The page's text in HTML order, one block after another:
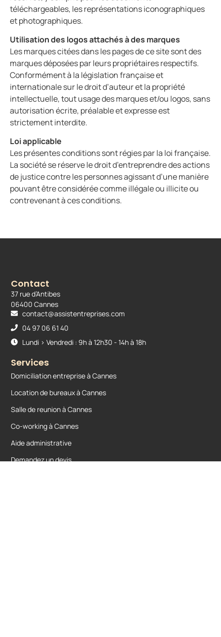
téléchargeables, les représentations iconographiques
et photographiques.
Utilisation des logos attachés à des marques
Les marques citées dans les pages de ce site sont des
marques déposées par leurs propriétaires respectifs.
Conformément à la législation française et
internationale sur le droit d’auteur et la propriété
intellectuelle, tout usage des marques et/ou logos, sans
autorisation écrite, préalable et expresse est
strictement interdite.
Loi applicable
Les présentes conditions sont régies par la loi française.
La société se réserve le droit d’entreprendre des actions
de justice contre les personnes agissant d’une manière
pouvant être considérée comme illégale ou illicite ou
contrevenant à ces conditions.
Services
Domiciliation entreprise à Cannes
Location de bureaux à Cannes
Salle de reunion à Cannes
Co-working à Cannes
Aide administrative
Demandez un devis
Contact
37 rue d’Antibes
06400 Cannes
contact@assistentreprises.com
04 97 06 61 40
Lundi > Vendredi : 9h à 12h30 - 14h à 18h